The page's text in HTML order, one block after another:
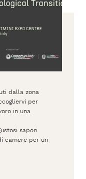
dalla zona
per
in una
sapori
camere per un